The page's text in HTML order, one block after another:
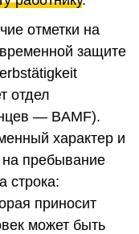
отметки на
защите
отдел
— BAMF).
характер и
пребывание
строка:
приносит
может быть